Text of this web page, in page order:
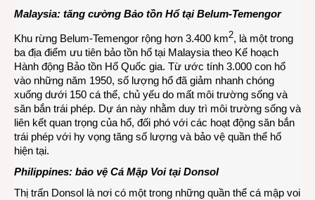
Malaysia: tăng cường Bảo tồn Hổ tại Belum-Temengor
Khu rừng Belum-Temengor rộng hơn 3.400 km2, là một trong
ba địa điểm ưu tiên bảo tồn hổ tại Malaysia theo Kế hoạch
Hành động Bảo tồn Hổ Quốc gia. Từ ước tính 3.000 con hổ
vào những năm 1950, số lượng hổ đã giảm nhanh chóng
xuống dưới 150 cá thể, chủ yếu do mất môi trường sống và
săn bắn trái phép. Dự án này nhằm duy trì môi trường sống và
liên kết quan trọng của hổ, đối phó với các hoạt động săn bắn
trái phép với hy vọng tăng số lượng và bảo vệ quần thể hổ
hiện tại.
Philippines: bảo vệ Cá Mập Voi tại Donsol
Thị trấn Donsol là nơi có một trong những quần thể cá mập voi